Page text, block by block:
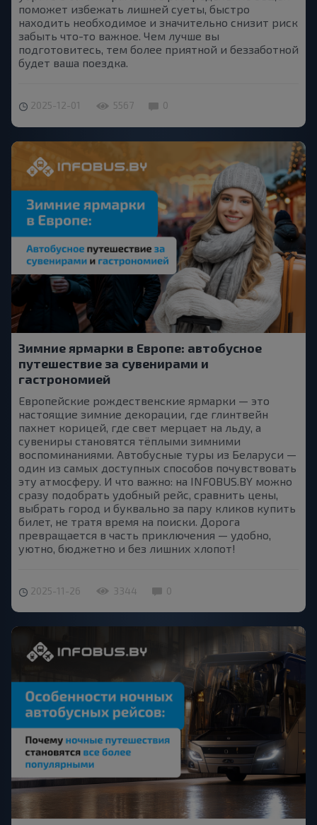
поможет избежать лишней суеты, быстро
находить необходимое и значительно снизит риск
забыть что-то важное. Чем лучше вы
подготовитесь, тем более приятной и беззаботной
будет ваша поездка.
2025-12-01 5567 0
Зимние ярмарки в Европе: автобусное
путешествие за сувенирами и
гастрономией
Европейские рождественские ярмарки — это
настоящие зимние декорации, где глинтвейн
пахнет корицей, где свет мерцает на льду, а
сувениры становятся тёплыми зимними
воспоминаниями. Автобусные туры из Беларуси —
один из самых доступных способов почувствовать
эту атмосферу. И что важно: на INFOBUS.BY можно
сразу подобрать удобный рейс, сравнить цены,
выбрать город и буквально за пару кликов купить
билет, не тратя время на поиски. Дорога
превращается в часть приключения — удобно,
уютно, бюджетно и без лишних хлопот!
2025-11-26 3344 0